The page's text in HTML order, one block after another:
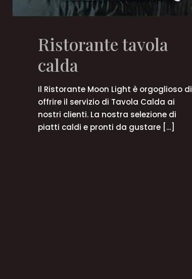
Ristorante tavola
calda
Il Ristorante Moon Light è orgoglioso di
offrire il servizio di Tavola Calda ai
nostri clienti. La nostra selezione di
piatti caldi e pronti da gustare […]